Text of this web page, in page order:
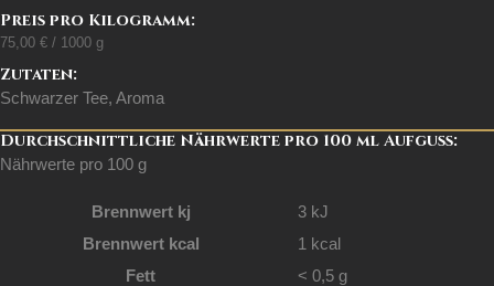
Preis pro Kilogramm:
75,00 € / 1000 g
Zutaten:
Schwarzer Tee, Aroma
Durchschnittliche Nährwerte pro 100 ml Aufguss:
Nährwerte pro 100 g
Brennwert kj 3 kJ
Brennwert kcal
1
kcal
Fett
< 0,5 g